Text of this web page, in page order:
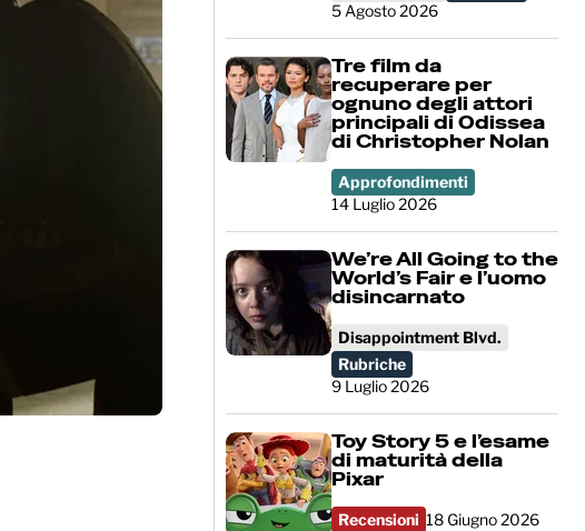
5 Agosto 2026
Tre film da
recuperare per
ognuno degli attori
principali di Odissea
di Christopher Nolan
Approfondimenti
14 Luglio 2026
We’re All Going to the
World’s Fair e l’uomo
disincarnato
Disappointment Blvd.
Rubriche
9 Luglio 2026
Toy Story 5 e l’esame
di maturità della
Pixar
Recensioni 18 Giugno 2026